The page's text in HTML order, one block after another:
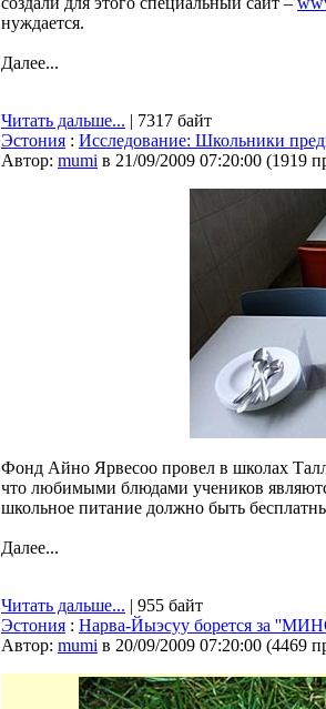
нуждается.
Далее...
Читать дальше... | 7317 байт
Эстония : Исследование: Школьники
Автор: mumi в 21/09/2009 07:20:00 (1919
Фонд Айно Ярвесоо провел в школах
что любимыми блюдами учеников
школьное питание должно быть
Далее...
Читать дальше... | 955 байт
Эстония : Нарва-Йыэсуу борется за
Автор: mumi в 20/09/2009 07:20:00 (4469